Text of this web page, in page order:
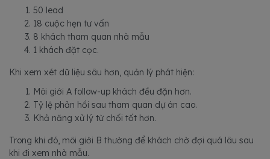
50 lead
18 cuộc hẹn tư vấn
8 khách tham quan nhà mẫu
1 khách đặt cọc.
Khi xem xét dữ liệu sâu hơn, quản lý phát hiện:
Môi giới A follow-up khách đều đặn hơn.
Tỷ lệ phản hồi sau tham quan dự án cao.
Khả năng xử lý từ chối tốt hơn.
Trong khi đó, môi giới B thường để khách chờ đợi quá lâu sau
khi đi xem nhà mẫu.